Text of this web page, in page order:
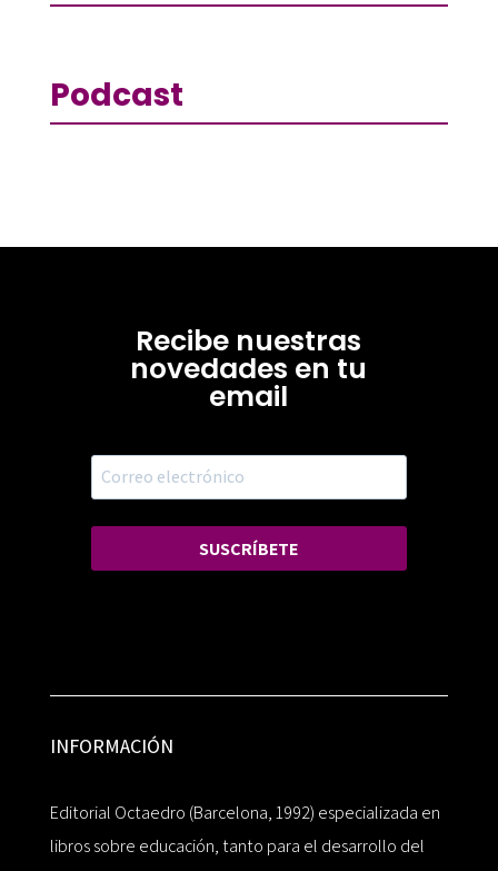
Podcast
Recibe nuestras
novedades en tu
email
SUSCRÍBETE
INFORMACIÓN
Editorial Octaedro (Barcelona, 1992) especializada en
libros sobre educación, tanto para el desarrollo del